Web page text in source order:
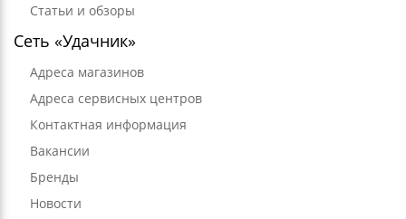
Статьи и обзоры
Сеть «Удачник»
Адреса магазинов
Адреса сервисных центров
Контактная информация
Вакансии
Бренды
Новости